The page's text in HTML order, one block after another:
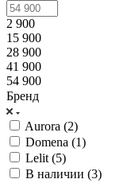
2 900
15 900
28 900
41 900
54 900
Бренд
Aurora (2)
Domena (1)
Lelit (5)
В наличии (3)